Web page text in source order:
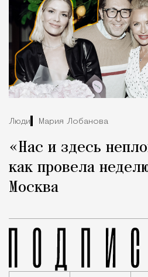
Люди Мария Лобанова
«Нас и здесь
как провела
Москва